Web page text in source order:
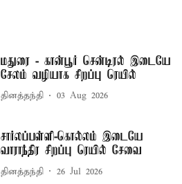
மதுரை - கான்பூர் சென்டிரல் இடையே
சேலம் வழியாக சிறப்பு ரெயில்
தினத்தந்தி 03 Aug 2026
சார்லப்பள்ளி-கொல்லம் இடையே
வாராந்திர சிறப்பு ரெயில் சேவை
தினத்தந்தி 26 Jul 2026